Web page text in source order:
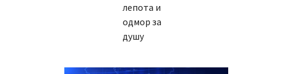
лепота и
одмор за
душу